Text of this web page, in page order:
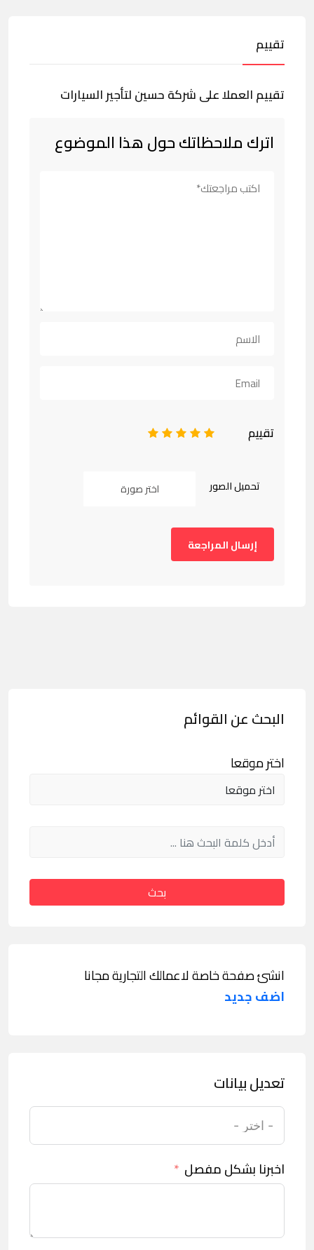
تقييم
تقييم العملا على شركة حسين لتأجير السيارات
اترك ملاحظاتك حول هذا الموضوع
تقييم 5
4
3
2
تحميل الصور اختر صورة
البحث عن القوائم
اختر موقعا
بحث
انشئ صفحة خاصة لاعمالك التجارية مجانا
اضف جديد
تعديل بيانات
اخبرنا بشكل مفصل